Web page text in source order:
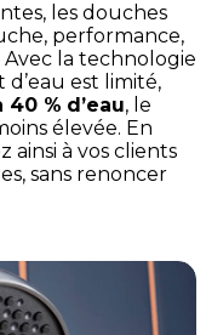
les douches
performance,
Avec la technologie
d’eau est limité,
40 % d’eau, le
élevée. En
ainsi à vos clients
sans renoncer